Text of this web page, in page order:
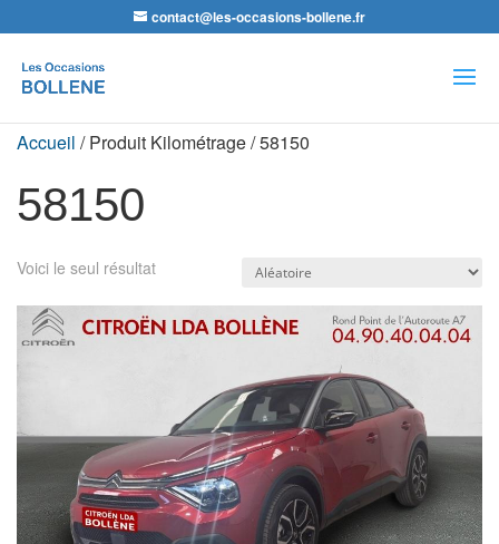
contact@les-occasions-bollene.fr
de
produits
Accueil / Produit Kilométrage / 58150
58150
Voici le seul résultat